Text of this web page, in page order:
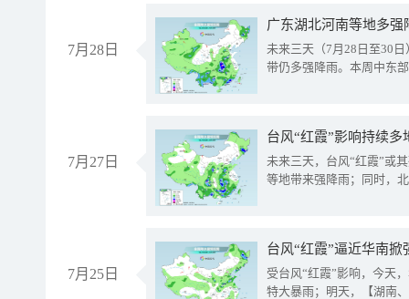
7月28日
广东湖北河南等地多
未来三天（7月28日至30
带仍多强降雨。本周中东
7月27日
台风“红霞”影响持续
未来三天，台风“红霞”或
等地带来强降雨；同时，
7月25日
台风“红霞”逼近华南
受台风“红霞”影响，今天
特大暴雨；明天，【湖南